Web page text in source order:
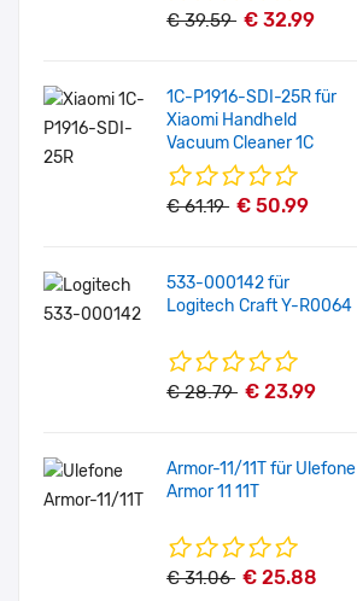
€ 39.59 € 32.99
1C-P1916-SDI-25R für
Xiaomi Handheld
Vacuum Cleaner 1C
€ 61.19 € 50.99
533-000142 für
Logitech Craft Y-R0064
€ 28.79 € 23.99
Armor-11/11T für Ulefone
Armor 11 11T
€ 31.06 € 25.88